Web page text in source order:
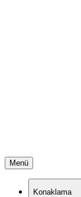
Menü
Konaklama